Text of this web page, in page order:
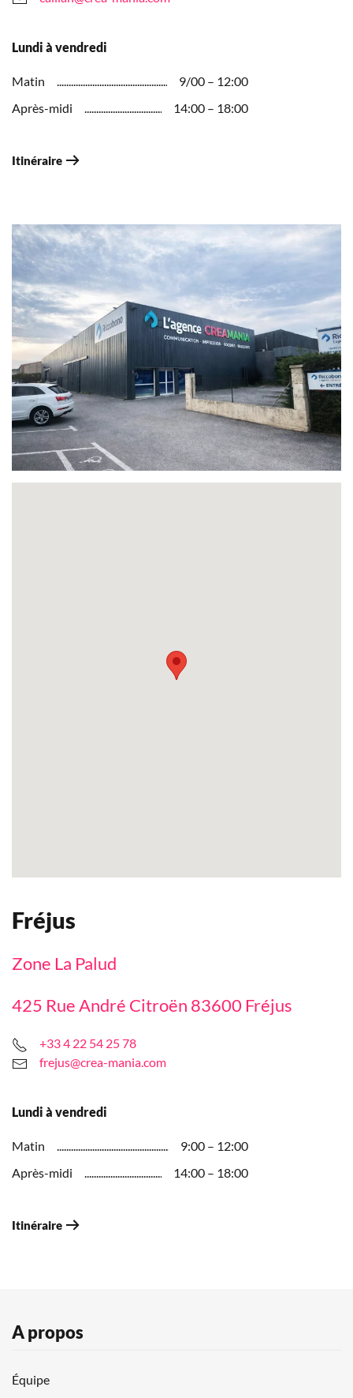
Lundi à vendredi
Matin
9/00 – 12:00
Après-midi
14:00 – 18:00
Itinéraire
Fréjus
Zone La Palud
425 Rue André Citroën 83600 Fréjus
+33 4 22 54 25 78
frejus@crea-mania.com
Lundi à vendredi
Matin
9:00 – 12:00
Après-midi
14:00 – 18:00
Itinéraire
A propos
Équipe